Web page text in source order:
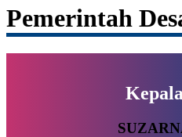
Pemerintah